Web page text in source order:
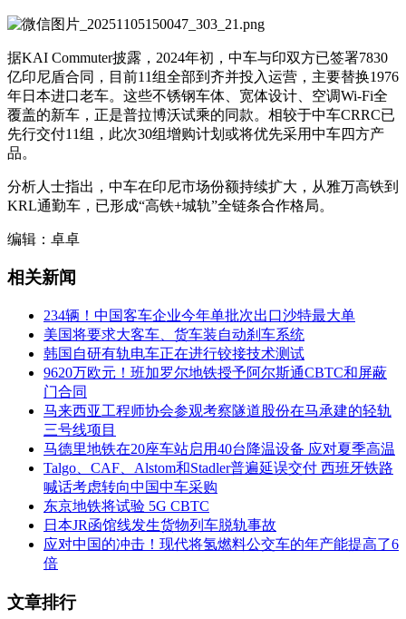
据KAI Commuter披露，2024年初，中车与印双方已签署7830
亿印尼盾合同，目前11组全部到齐并投入运营，主要替换1976
年日本进口老车。这些不锈钢车体、宽体设计、空调Wi-Fi全
覆盖的新车，正是普拉博沃试乘的同款。相较于中车CRRC已
先行交付11组，此次30组增购计划或将优先采用中车四方产
品。
分析人士指出，中车在印尼市场份额持续扩大，从雅万高铁到
KRL通勤车，已形成“高铁+城轨”全链条合作格局。
编辑：卓卓
相关新闻
234辆！中国客车企业今年单批次出口沙特最大单
美国将要求大客车、货车装自动刹车系统
韩国自研有轨电车正在进行铰接技术测试
9620万欧元！班加罗尔地铁授予阿尔斯通CBTC和屏蔽
门合同
马来西亚工程师协会参观考察隧道股份在马承建的轻轨
三号线项目
马德里地铁在20座车站启用40台降温设备 应对夏季高温
Talgo、CAF、Alstom和Stadler普遍延误交付 西班牙铁路
喊话考虑转向中国中车采购
东京地铁将试验 5G CBTC
日本JR函馆线发生货物列车脱轨事故
应对中国的冲击！现代将氢燃料公交车的年产能提高了6
倍
文章排行